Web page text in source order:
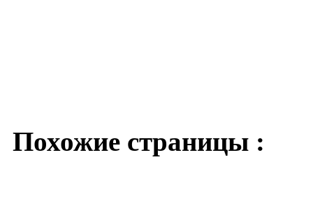
Похожие страницы :